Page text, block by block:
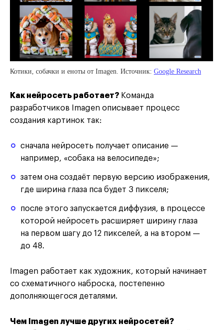
Котики, собачки и еноты от Imagen. Источник: Google Research
Как нейросеть работает? Команда
разработчиков Imagen описывает процесс
создания картинок так:
сначала нейросеть получает описание —
например, «собака на велосипеде»;
затем она создаёт первую версию изображения,
где ширина глаза пса будет 3 пикселя;
после этого запускается диффузия, в процессе
которой нейросеть расширяет ширину глаза
на первом шагу до 12 пикселей, а на втором —
до 48.
Imagen работает как художник, который начинает
со схематичного наброска, постепенно
дополняющегося деталями.
Чем Imagen лучше других нейросетей?